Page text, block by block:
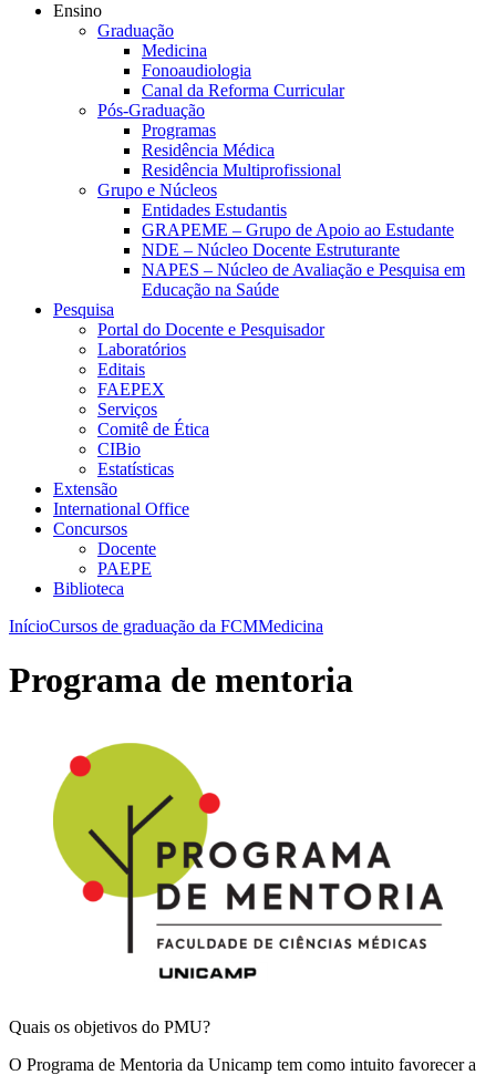
Ensino
Graduação
Medicina
Fonoaudiologia
Canal da Reforma Curricular
Pós-Graduação
Programas
Residência Médica
Residência Multiprofissional
Grupo e Núcleos
Entidades Estudantis
GRAPEME – Grupo de Apoio ao Estudante
NDE – Núcleo Docente Estruturante
NAPES – Núcleo de Avaliação e Pesquisa em
Educação na Saúde
Pesquisa
Portal do Docente e Pesquisador
Laboratórios
Editais
FAEPEX
Serviços
Comitê de Ética
CIBio
Estatísticas
Extensão
International Office
Concursos
Docente
PAEPE
Biblioteca
InícioCursos de graduação da FCMMedicina
Programa de mentoria
Quais os objetivos do PMU?
O Programa de Mentoria da Unicamp tem como intuito favorecer a